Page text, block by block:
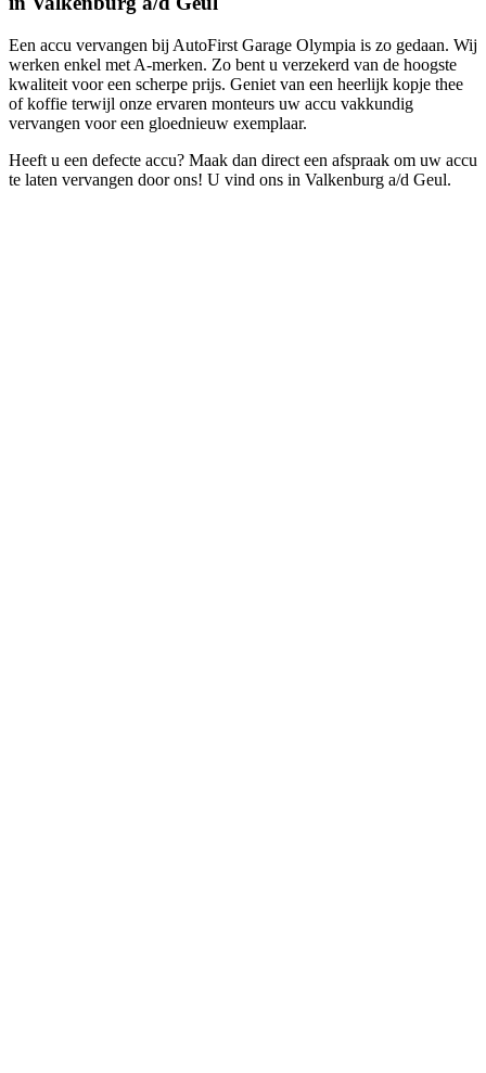
Een accu vervangen bij AutoFirst Garage Olympia is zo gedaan. Wij
werken enkel met A-merken. Zo bent u verzekerd van de hoogste
kwaliteit voor een scherpe prijs. Geniet van een heerlijk kopje thee
of koffie terwijl onze ervaren monteurs uw accu vakkundig
vervangen voor een gloednieuw exemplaar.
Heeft u een defecte accu? Maak dan direct een afspraak om uw accu
te laten vervangen door ons! U vind ons in Valkenburg a/d Geul.